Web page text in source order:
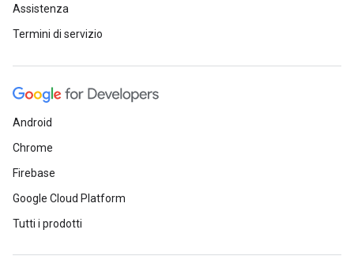
Assistenza
Termini di servizio
Android
Chrome
Firebase
Google Cloud Platform
Tutti i prodotti